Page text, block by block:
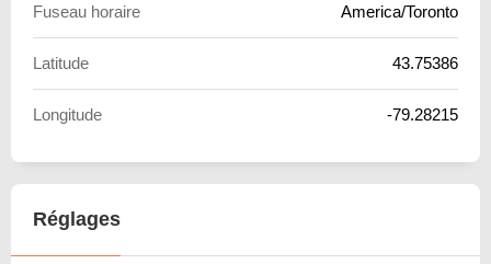
Fuseau horaire America/Toronto
Latitude 43.75386
Longitude -79.28215
Réglages